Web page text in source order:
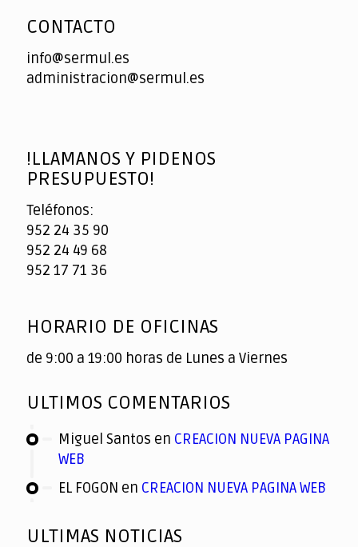
CONTACTO
info@sermul.es
administracion@sermul.es
!LLAMANOS Y PIDENOS
PRESUPUESTO!
Teléfonos:
952 24 35 90
952 24 49 68
952 17 71 36
HORARIO DE OFICINAS
de 9:00 a 19:00 horas de Lunes a Viernes
ULTIMOS COMENTARIOS
Miguel Santos en CREACION NUEVA PAGINA
WEB
EL FOGON en CREACION NUEVA PAGINA WEB
ULTIMAS NOTICIAS